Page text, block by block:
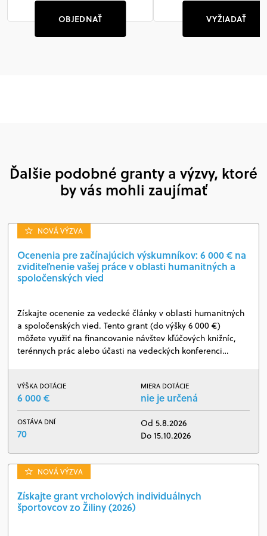
OBJEDNAŤ VYŽIADAŤ
Ďalšie podobné granty a výzvy, ktoré
by vás mohli zaujímať
NOVÁ VÝZVA
Ocenenia pre začínajúcich výskumníkov: 6 000 € na
zviditeľnenie vašej práce v oblasti humanitných a
spoločenských vied
Získajte ocenenie za vedecké články v oblasti humanitných
a spoločenských vied. Tento grant (do výšky 6 000 €)
môžete využiť na financovanie návštev kľúčových knižníc,
terénnych prác alebo účasti na vedeckých konferenci…
VÝŠKA DOTÁCIE
6 000 €
MIERA DOTÁCIE
nie je určená
OSTÁVA DNÍ
70
Od 5.8.2026
Do 15.10.2026
NOVÁ VÝZVA
Získajte grant vrcholových individuálnych
športovcov zo Žiliny (2026)